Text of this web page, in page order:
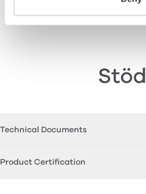
Stöd
Technical Documents
Product Certification